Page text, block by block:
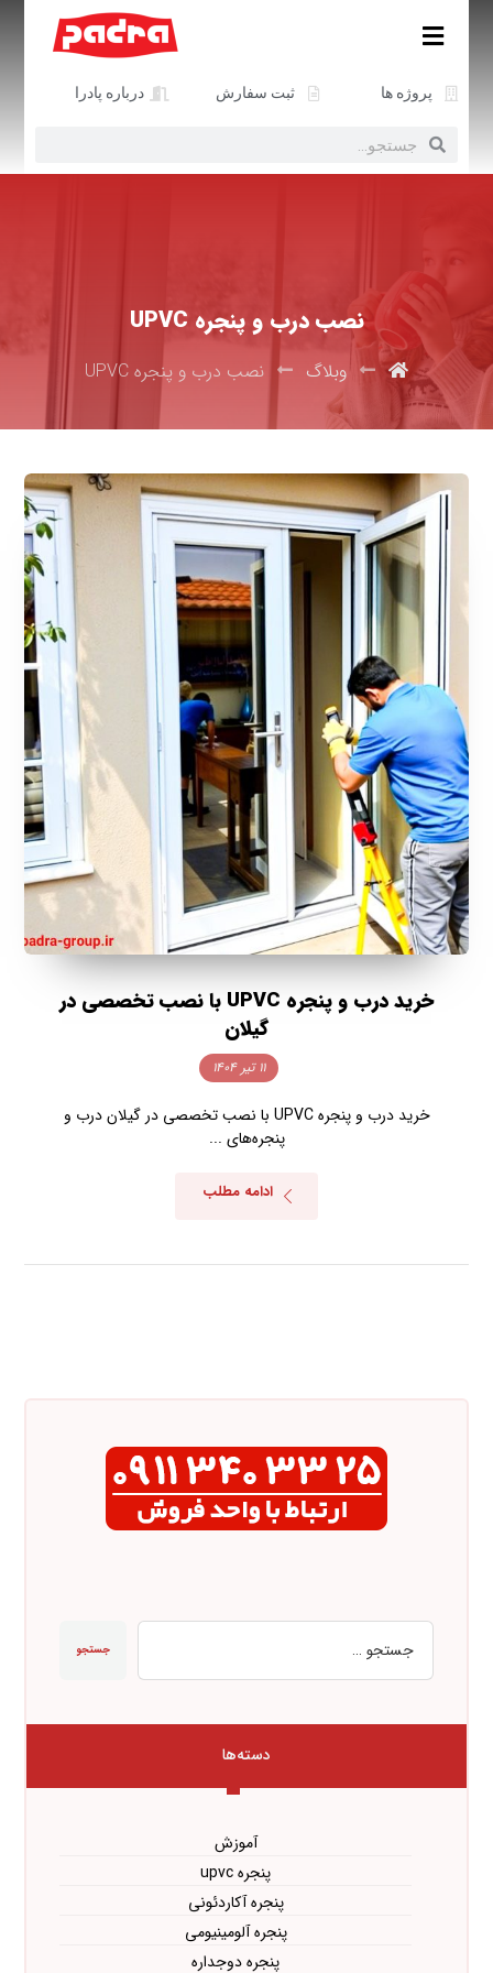
پروژه ها ثبت سفارش درباره پادرا
نصب درب و پنجره UPVC
وبلاگ نصب درب و پنجره UPVC
خرید درب و پنجره UPVC با نصب تخصصی در
گیلان
۱۱ تیر ۱۴۰۴
خرید درب و پنجره UPVC با نصب تخصصی در گیلان درب و
پنجره‌های ...
ادامه مطلب
جستجو
دسته‌ها
آموزش
پنجره upvc
پنجره آکاردئونی
پنجره آلومینیومی
پنجره دوجداره